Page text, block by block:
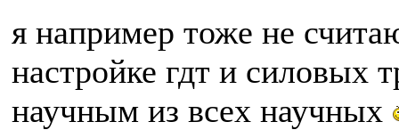
я например тоже не
настройке гдт и силовых
научным из всех научных